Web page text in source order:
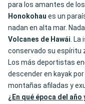
para los amantes de los
Honokohau es un
nadan en alta mar.
Volcanes de Hawái. La
conservado su espíritu
Los más deportistas
descender en kayak por
montañas afiladas y
¿En qué época del